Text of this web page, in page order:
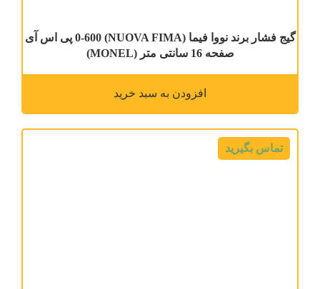
گیج فشار برند نووا فیما (NUOVA FIMA) 0-600 پی اس آی
صفحه 16 سانتی متر (MONEL)
افزودن به سبد خرید
تماس بگیرید